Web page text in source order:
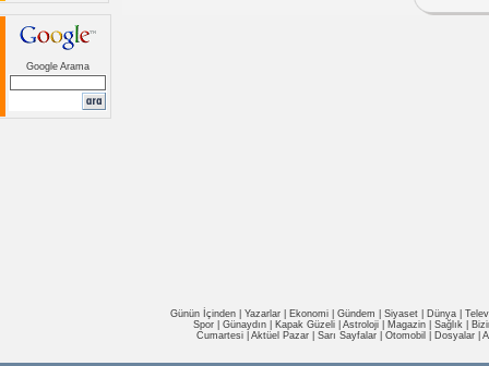
Google Arama
Günün İçinden Yazarlar Ekonomi Gündem Siyaset Dünya |
Spor
Günaydın Kapak Güzeli Astroloji Magazin Sağlık
Cumartesi| Aktüel Pazar| Sarı Sayfalar| Otomobil Dosyalar|